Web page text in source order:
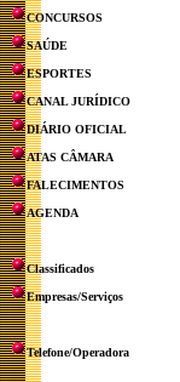
CONCURSOS
SAÚDE
ESPORTES
CANAL JURÍDICO
DIÁRIO OFICIAL
ATAS CÂMARA
FALECIMENTOS
AGENDA
Classificados
Empresas/Serviços
Telefone/Operadora